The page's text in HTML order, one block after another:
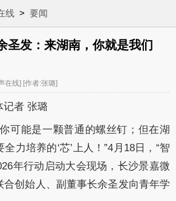
线> 要闻
圣发：来湖南，你就是我们
在线] [作者:张璐]
记者 张璐
可能是一颗普通的螺丝钉；但在湖
力培养的‘芯’上人！”4月18日，“智
年行动启动大会现场，长沙景嘉微
合创始人、副董事长余圣发向青年学